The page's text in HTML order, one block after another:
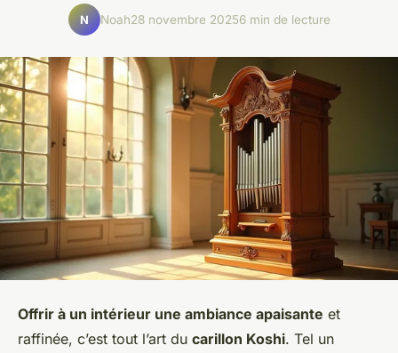
N Noah28 novembre 20256 min de lecture
Offrir à un intérieur une ambiance apaisante et
raffinée, c’est tout l’art du carillon Koshi. Tel un